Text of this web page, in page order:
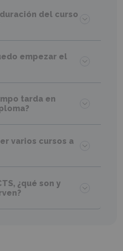
del curso
empezar el
tarda en
varios cursos a
¿qué son y